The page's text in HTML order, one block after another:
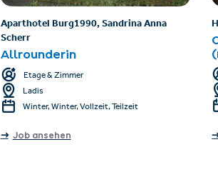
Aparthotel Burg1990, Sandrina Anna
Scherr
Allrounderin
Etage & Zimmer
Ladis
Winter, Winter, Vollzeit, Teilzeit
Job ansehen